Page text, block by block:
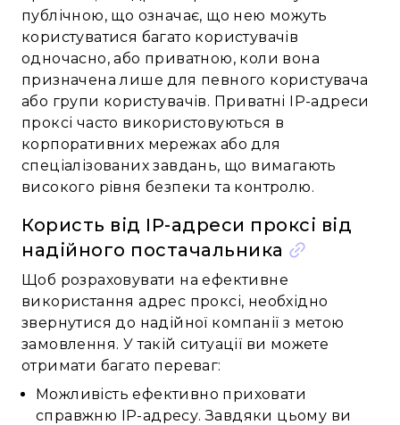
публічною, що означає, що нею можуть
користуватися багато користувачів
одночасно, або приватною, коли вона
призначена лише для певного користувача
або групи користувачів. Приватні IP-адреси
проксі часто використовуються в
корпоративних мережах або для
спеціалізованих завдань, що вимагають
високого рівня безпеки та контролю.
Користь від IP-адреси проксі від
надійного постачальника
Щоб розраховувати на ефективне
використання адрес проксі, необхідно
звернутися до надійної компанії з метою
замовлення. У такій ситуації ви можете
отримати багато переваг:
Можливість ефективно приховати
справжню IP-адресу. Завдяки цьому ви